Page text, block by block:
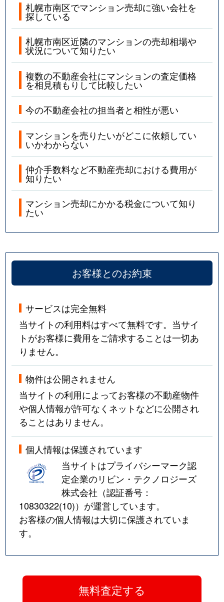
札幌市南区でマンション売却に強い会社を
探している
札幌市南区近隣のマンションの売却相場や
状況について知りたい
複数の不動産会社にマンションの査定価格
を相見積もりして比較したい
今の不動産会社の担当者と相性が悪い
マンションを売りたいがどこに依頼してい
いかわからない
仲介手数料など不動産売却における費用が
知りたい
マンション売却にかかる税金について知り
たい
お客様とのお約束
サービスは完全無料
当サイトの利用料はすべて無料です。当サイ
トがお客様に費用をご請求することは一切あ
りません。
物件は公開されません
当サイトの利用によってお客様の不動産物件
や個人情報が許可なくネットなどに公開され
ることはありません。
個人情報は保護されています
当サイトはプライバシーマーク認
定企業のリビン・テクノロジーズ
株式会社（認証番号：
10830322(10)）が運営しています。
お客様の個人情報は大切に保護されていま
す。